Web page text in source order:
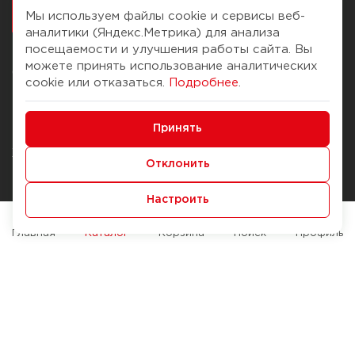
О компании
История Компании
Журнал
Наши марки
Брендирование
Помощь
Доставка и оплата
Способы оплаты
Служба контроля качества
Мы используем файлы cookie и сервисы веб-
аналитики (Яндекс.Метрика) для анализа
посещаемости и улучшения работы сайта. Вы
можете принять использование аналитических
cookie или отказаться.
Подробнее
Принять
Отклонить
Настроить
Главная Каталог Корзина Поиск Профиль